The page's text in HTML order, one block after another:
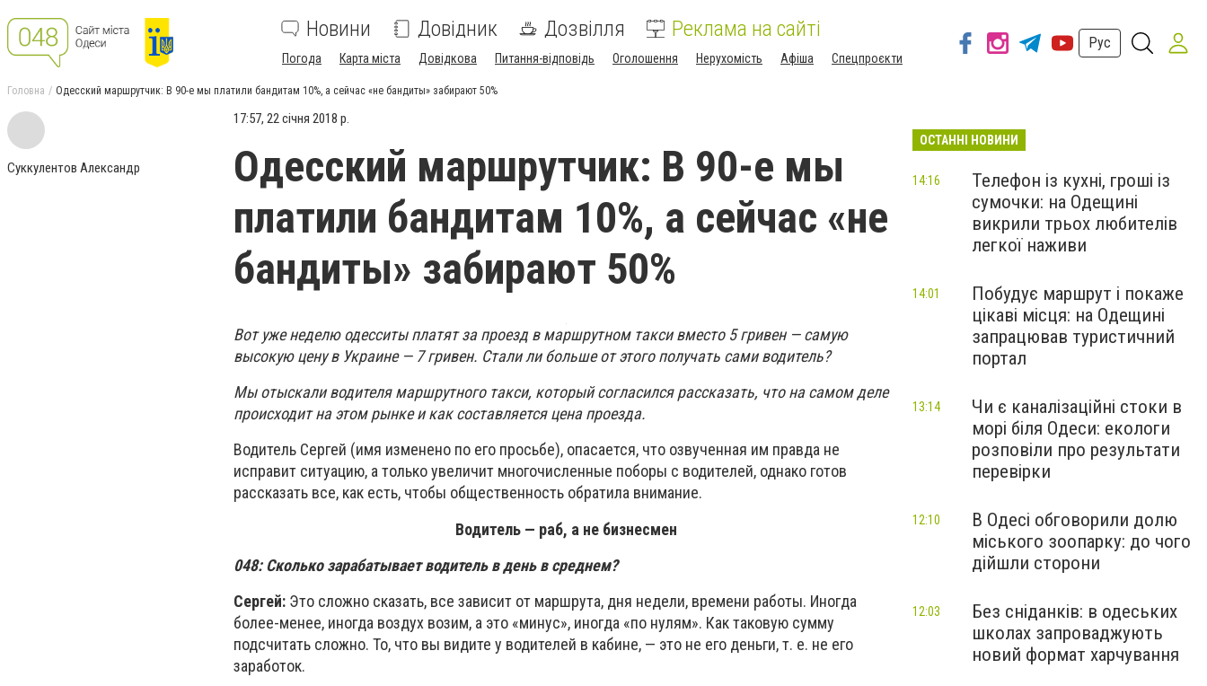
Новини Довідник Дозвілля Реклама на сайті
Погода Карта міста Довідкова Питання-відповідь Оголошення Нерухомість Афіша Спецпроєкти
Рус
Головна Одесский маршрутчик: В 90-е мы платили бандитам 10%, а сейчас «не бандиты» забирают 50%
Суккулентов Александр
17:57, 22 січня 2018 р.
Одесский маршрутчик: В 90-е мы
платили бандитам 10%, а сейчас «не
бандиты» забирают 50%
Вот уже неделю одесситы платят за проезд в маршрутном такси вместо 5 гривен — самую
высокую цену в Украине — 7 гривен. Стали ли больше от этого получать сами водитель?
Мы отыскали водителя маршрутного такси, который согласился рассказать, что на самом деле
происходит на этом рынке и как составляется цена проезда.
Водитель Сергей (имя изменено по его просьбе), опасается, что озвученная им правда не
исправит ситуацию, а только увеличит многочисленные поборы с водителей, однако готов
рассказать все, как есть, чтобы общественность обратила внимание.
Водитель — раб, а не бизнесмен
048: Сколько зарабатывает водитель в день в среднем?
Сергей: Это сложно сказать, все зависит от маршрута, дня недели, времени работы. Иногда
более-менее, иногда воздух возим, а это «минус», иногда «по нулям». Как таковую сумму
подсчитать сложно. То, что вы видите у водителей в кабине, — это не его деньги, т. е. не его
заработок.
ОСТАННІ НОВИНИ
Телефон із кухні, гроші із
сумочки: на Одещині
викрили трьох любителів
легкої наживи
14:16
Побудує маршрут і покаже
цікаві місця: на Одещині
запрацював туристичний
портал
14:01
Чи є каналізаційні стоки в
морі біля Одеси: екологи
розповіли про результати
перевірки
13:14
В Одесі обговорили долю
міського зоопарку: до чого
дійшли сторони
12:10
Без сніданків: в одеських
школах запроваджують
новий формат харчування
12:03